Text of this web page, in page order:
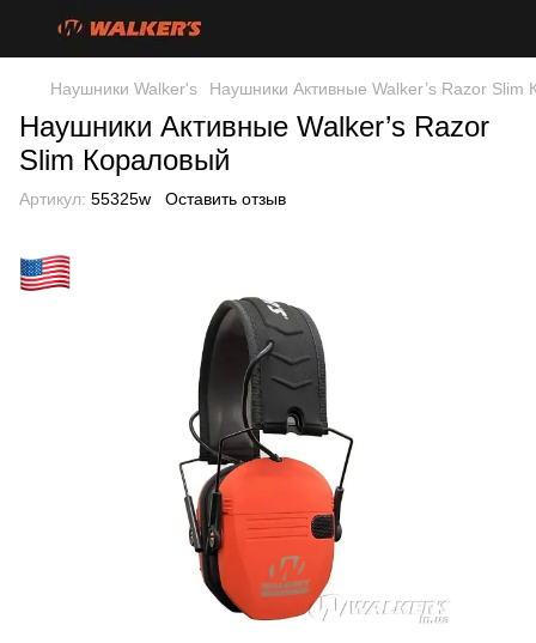
Наушники Walker's Наушники Активные Walker’s Razor Slim
Наушники Активные Walker’s Razor
Slim Кораловый
Артикул: 55325w Оставить отзыв